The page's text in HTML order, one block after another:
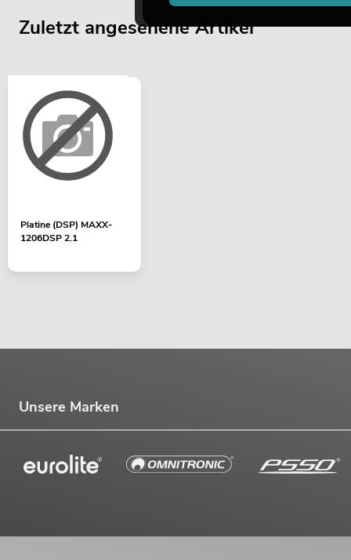
Zuletzt angesehene Artikel
Platine (DSP) MAXX-
1206DSP 2.1
Unsere Marken